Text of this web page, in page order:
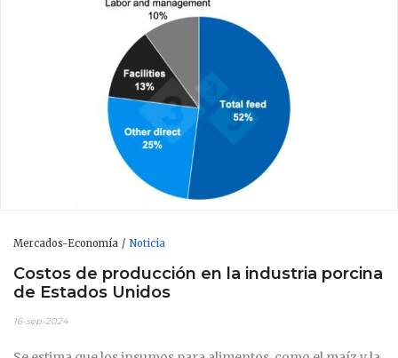
Mercados-Economía Noticia
Costos de producción en la industria porcina
de Estados Unidos
16-sep-2024